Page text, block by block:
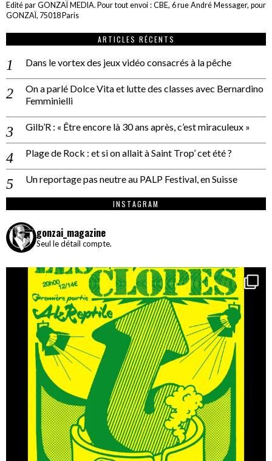
Edité par GONZAÏ MEDIA. Pour tout envoi : CBE, 6 rue André Messager, pour
GONZAÏ, 75018 Paris
ARTICLES RÉCENTS
Dans le vortex des jeux vidéo consacrés à la pêche
On a parlé Dolce Vita et lutte des classes avec Bernardino
Femminielli
Gilb’R : « Être encore là 30 ans après, c’est miraculeux »
Plage de Rock : et si on allait à Saint Trop’ cet été ?
Un reportage pas neutre au PALP Festival, en Suisse
INSTAGRAM
gonzai_magazine
Seul le détail compte.